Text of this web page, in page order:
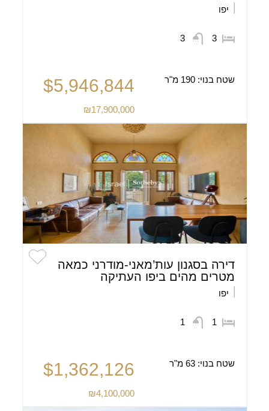
יפו
3
3
שטח בנוי:190 מ"ר $5,946,844
₪17,900,000
דירה בסגנון עות’מאני-מודרני כמאה
מטרים מהים ביפו העתיקה
יפו
1
1
שטח בנוי:63 מ"ר $1,362,126
₪4,100,000